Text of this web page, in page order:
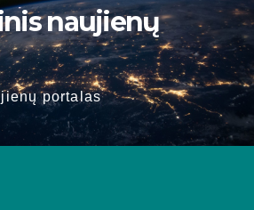
naujienų
portalas